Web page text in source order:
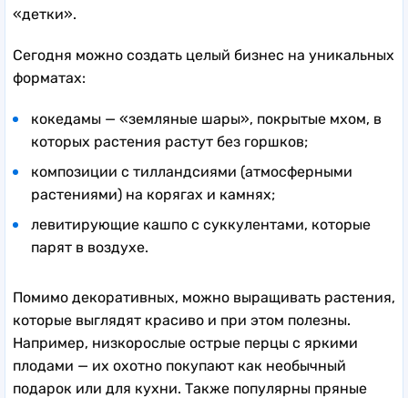
«детки».
Сегодня можно создать целый бизнес на уникальных
форматах:
кокедамы — «земляные шары», покрытые мхом, в
которых растения растут без горшков;
композиции с тилландсиями (атмосферными
растениями) на корягах и камнях;
левитирующие кашпо с суккулентами, которые
парят в воздухе.
Помимо декоративных, можно выращивать растения,
которые выглядят красиво и при этом полезны.
Например, низкорослые острые перцы с яркими
плодами — их охотно покупают как необычный
подарок или для кухни. Также популярны пряные